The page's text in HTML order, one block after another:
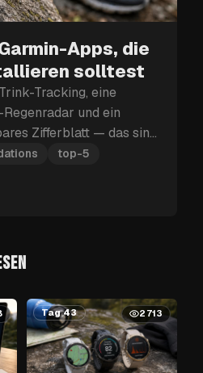
Apps, die
solltest
Tracking, eine
und ein
Zifferblatt — das sind
die du zuerst
top-5
Tag 43 2713